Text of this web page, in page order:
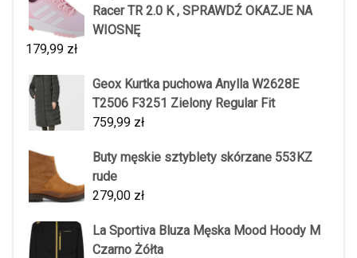
Racer TR 2.0 K , SPRAWDŹ OKAZJE NA
WIOSNĘ
179,99 zł
Geox Kurtka puchowa Anylla W2628E
T2506 F3251 Zielony Regular Fit
759,99 zł
Buty męskie sztyblety skórzane 553KZ
rude
279,00 zł
La Sportiva Bluza Męska Mood Hoody M
Czarno Żółta